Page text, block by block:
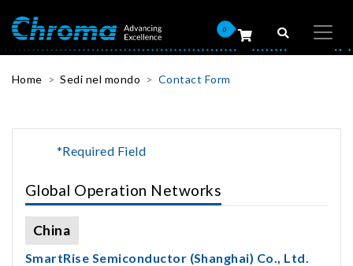
0
Home Sedi nel mondo Contact Form
*Required Field
Global Operation Networks
China
SmartRise Semiconductor (Shanghai) Co., Ltd.